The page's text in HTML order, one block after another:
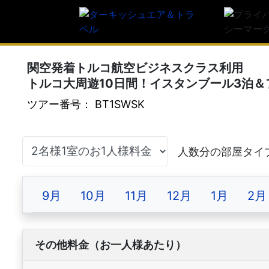
関空発着トルコ航空ビジネスクラス利用
トルコ大周遊10日間！イスタンブール3泊
ツアー番号： BT1SWSK
9月 10月 11月 12月 1月 2月
その他料金（お一人様あたり）